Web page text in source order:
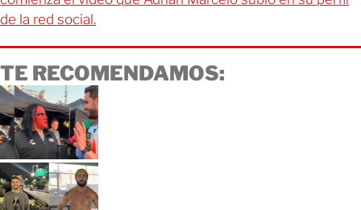
de la red social.
TE RECOMENDAMOS: